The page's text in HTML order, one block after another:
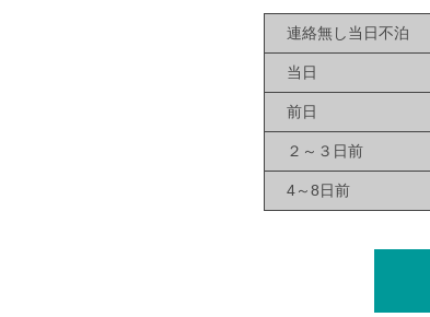
連絡無し当日不泊
当日
前日
２～３日前
4～8日前